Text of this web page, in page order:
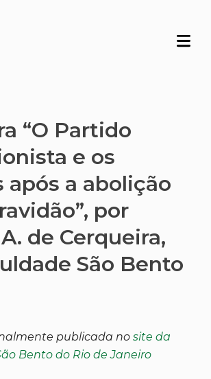
“O Partido
e os
após a abolição
por
de Cerqueira,
São Bento
publicada no site da
Bento do Rio de Janeiro